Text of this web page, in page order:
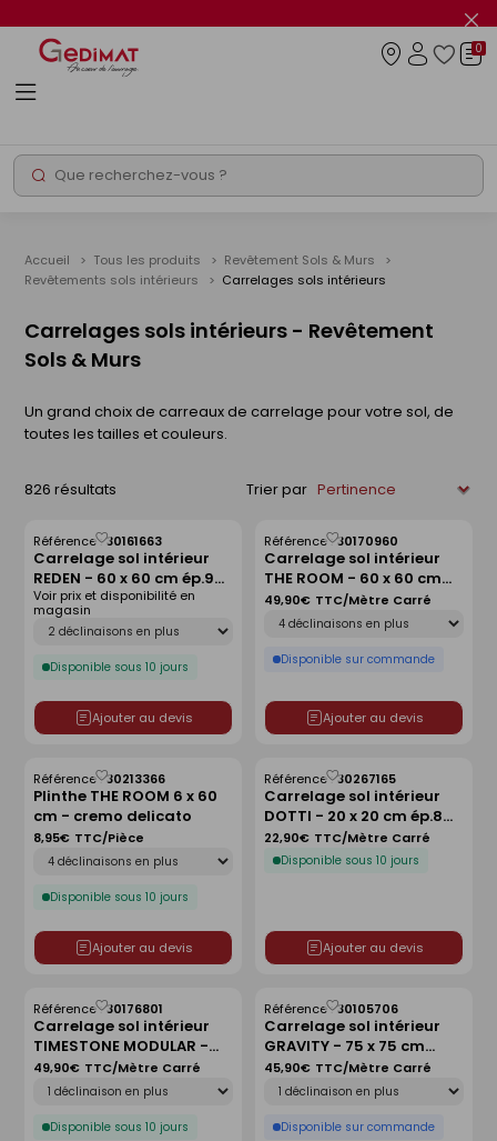
le
info
Rechercher
0
Accueil Tous les produits
Revêtement Sols & Murs
Revêtements sols intérieurs
Carrelages sols intérieurs
Carrelages sols intérieurs - Revêtement
Sols & Murs
Un grand choix de carreaux de carrelage pour votre sol, de
toutes les tailles et couleurs.
826 résultats Trier par
Carrelage sol intérieur
REDEN - 60 x 60 cm ép.9
mm - grey
Référence :30161663
Déclinaison
Disponible sous 10 jours
Voir prix et disponibilité en
magasin
Ajouter au devis
Enregistrer
comme
liste
Carrelage sol intérieur
THE ROOM - 60 x 60 cm
ép.6,5 mm - infinity brazil
Référence :30170960
Disponible sur commande
49,90€ TTC/Mètre Carré
Ajouter au devis
Enregistrer
comme
liste
Plinthe THE ROOM 6 x 60
cm - cremo delicato
Référence :30213366
Disponible sous 10 jours
8,95€ TTC/Pièce
Ajouter au devis
Enregistrer
comme
liste
Carrelage sol intérieur
DOTTI - 20 x 20 cm ép.8
mm - ivory antidérapant
Référence :30267165
Disponible sous 10 jours
22,90€ TTC/Mètre Carré
Ajouter au devis
Enregistrer
comme
liste
Carrelage sol intérieur
TIMESTONE MODULAR -
ép.9 mm - grey
Référence :30176801
Disponible sous 10 jours
49,90€ TTC/Mètre Carré
Enregistrer
comme
liste
Carrelage sol intérieur
GRAVITY - 75 x 75 cm
ép.9,8 mm - silver
Référence :30105706
Disponible sur commande
45,90€ TTC/Mètre Carré
Enregistrer
comme
liste